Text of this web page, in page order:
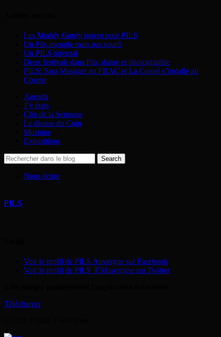
Les Muddy Gurdy jouent pour PILS
Un Pils aveugle mais pas sourd
Un PILS infernal
Deux festivals dans Pils, danse et photographie
PILS: Sara Masüger au FRAC et La Coopé s’installe au
Cosmo
Agenda
J’y étais
Clip de la Semaine
Le disque du Coin
Musique
Expositions
Nous écrire
PILS
Voir le profil de PILS.Auvergne sur Facebook
Voir le profil de PILS_F3Auvergne sur Twitter
Télécharger